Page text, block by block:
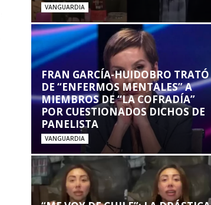
VANGUARDIA
FRAN GARCÍA-HUIDOBRO TRATÓ
DE “ENFERMOS MENTALES” A
MIEMBROS DE “LA COFRADÍA”
POR CUESTIONADOS DICHOS DE
PANELISTA
VANGUARDIA